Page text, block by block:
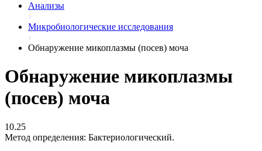
Анализы
Микробиологические исследования
Обнаружение микоплазмы (посев) моча
Обнаружение микоплазмы
(посев) моча
10.25
Метод определения: Бактериологический.